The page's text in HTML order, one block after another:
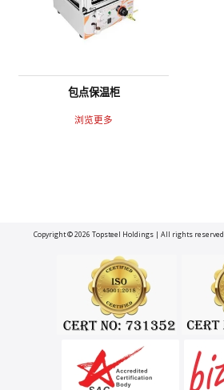
包点保温柜
浏览更多
Copyright © 2026 Topsteel Holdings| All rights reserved